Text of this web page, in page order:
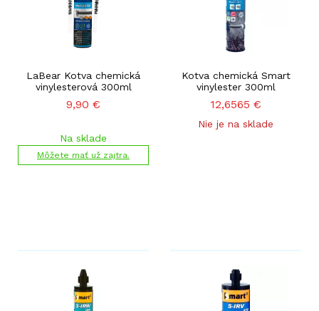
LaBear Kotva chemická
vinylesterová 300ml
9,90 €
Na sklade
Môžete mať už zajtra.
Kotva chemická Smart
vinylester 300ml
12,6565 €
Nie je na sklade